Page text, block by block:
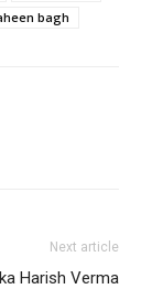
bagh
Next article
Harish Verma